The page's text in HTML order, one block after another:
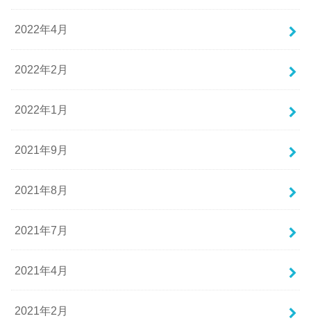
2022年4月
2022年2月
2022年1月
2021年9月
2021年8月
2021年7月
2021年4月
2021年2月